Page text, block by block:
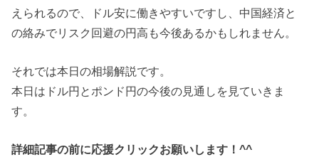
えられるので、ドル安に働きやすいですし、中国経済と
の絡みでリスク回避の円高も今後あるかもしれません。
それでは本日の相場解説です。
本日はドル円とポンド円の今後の見通しを見ていきま
す。
詳細記事の前に応援クリックお願いします！^^